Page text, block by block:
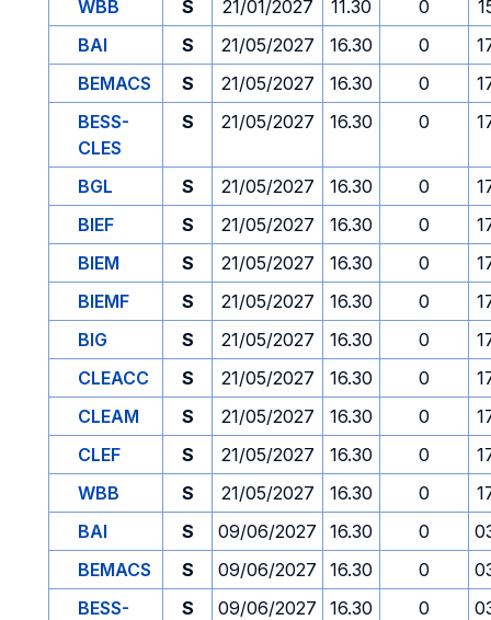
WBB
S 21/01/2027 11.30 0
BAI
S 21/05/2027 16.30 0
BEMACS
S 21/05/2027 16.30 0
BESS-
CLES
S 21/05/2027 16.30 0
BGL S 21/05/2027 16.30 0
BIEF
S 21/05/2027 16.30 0
BIEM
S 21/05/2027 16.30 0
BIEMF
S 21/05/2027 16.30 0
BIG
S 21/05/2027 16.30 0
CLEACC
S 21/05/2027 16.30 0
CLEAM
S 21/05/2027 16.30 0
CLEF
S 21/05/2027 16.30 0
WBB
S 21/05/2027 16.30 0
BAI
S 09/06/2027 16.30 0
BEMACS
S 09/06/2027 16.30 0
BESS-
S 09/06/2027 16.30 0